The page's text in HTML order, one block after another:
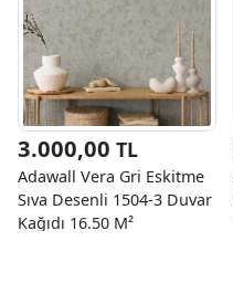
3.000,00 TL
Adawall Vera Gri Eskitme
Sıva Desenli 1504-3 Duvar
Kağıdı 16.50 M²